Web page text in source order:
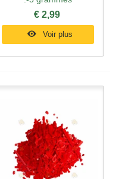
€ 2,99
Voir plus